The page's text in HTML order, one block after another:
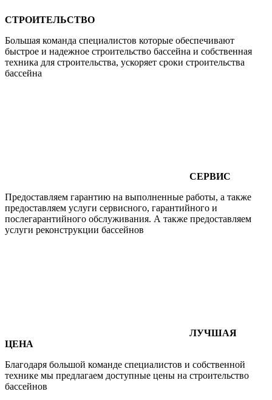
СТРОИТЕЛЬСТВО
Большая команда специалистов которые обеспечивают
быстрое и надежное строительство бассейна и собственная
техника для строительства, ускоряет сроки строительства
бассейна
СЕРВИС
Предоставляем гарантию на выполненные работы, а также
предоставляем услуги сервисного, гарантийного и
послегарантийного обслуживания. А также предоставляем
услуги реконструкции бассейнов
ЛУЧШАЯ
ЦЕНА
Благодаря большой команде специалистов и собственной
технике мы предлагаем доступные цены на строительство
бассейнов